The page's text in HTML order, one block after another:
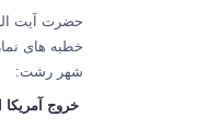
حضرت آیت
خطبه های
شهر رشت:
خروج آمریکا